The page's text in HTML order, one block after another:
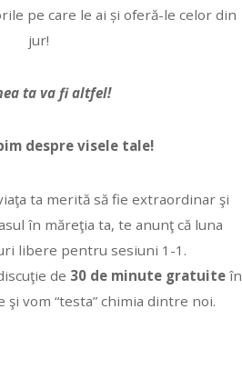
pe care le ai și oferă-le celor din
jur!
ta va fi altfel!
despre visele tale!
ta merită să fie extraordinar şi
în măreţia ta, te anunţ că luna
libere pentru sesiuni 1-1.
de 30 de minute gratuiteîn
şi vom “testa” chimia dintre noi.